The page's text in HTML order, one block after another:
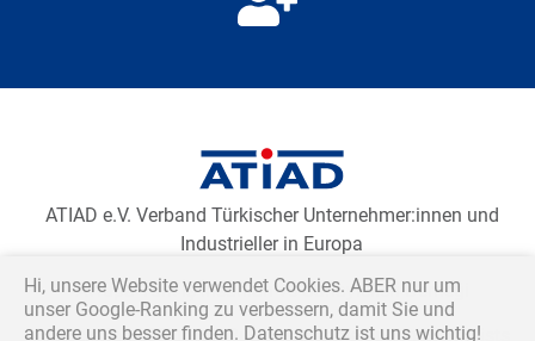
Newsletteranmeldung laden
ATIAD e.V. Verband Türkischer Unternehmer:innen und
Industrieller in Europa
Avrupa Türk İş İnsanları ve Sanayicileri Derneği
Association of Turkish Businesspeople and Industrialists
Hi, unsere Website verwendet Cookies. ABER nur um
unser Google-Ranking zu verbessern, damit Sie und
andere uns besser finden. Datenschutz ist uns wichtig!